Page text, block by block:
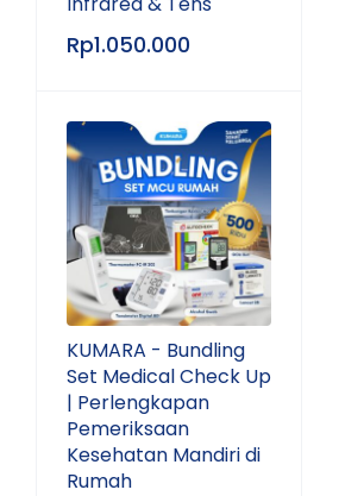
Rp1.050.000
KUMARA - Bundling
Set Medical Check Up
| Perlengkapan
Pemeriksaan
Kesehatan Mandiri di
Rumah